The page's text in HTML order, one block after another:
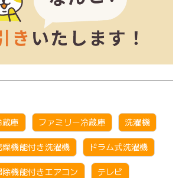
蔵庫 ファミリー冷蔵庫 洗濯機
燥機能付き洗濯機 ドラム式洗濯機
除機能付きエアコン テレビ